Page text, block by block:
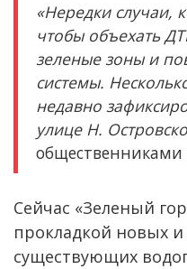
«Нередки случаи,
чтобы объехать
зеленые зоны и
системы.
недавно
улице Н.
общественниками
Сейчас «Зеленый
прокладкой новых
существующих